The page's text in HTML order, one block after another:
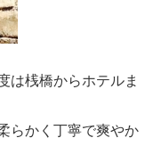
は桟橋からホテルま
らかく丁寧で爽やか